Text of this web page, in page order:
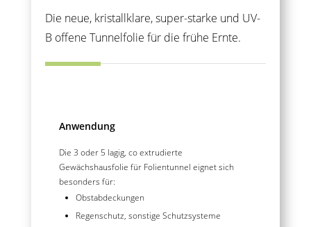
Die neue, kristallklare, super-starke und UV-
B offene Tunnelfolie für die frühe Ernte.
Anwendung
Die 3 oder 5 lagig, co extrudierte
Gewächshausfolie für Folientunnel eignet sich
besonders für:
Obstabdeckungen
Regenschutz, sonstige Schutzsysteme